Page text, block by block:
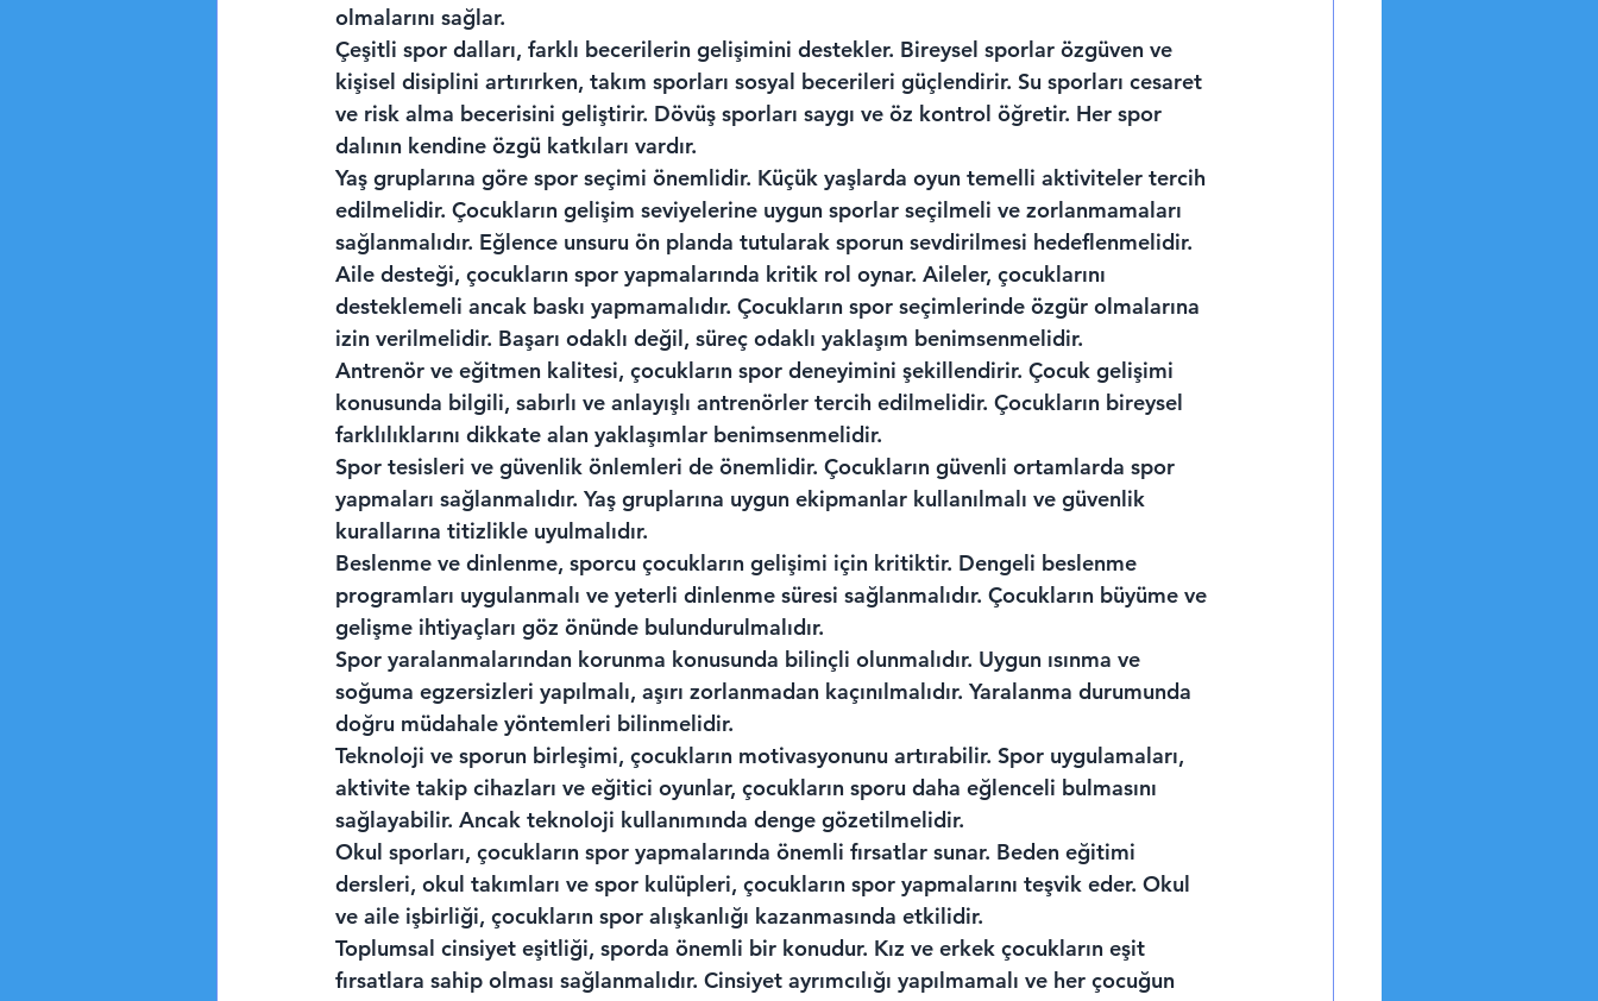
olmalarını sağlar.
Çeşitli spor dalları, farklı becerilerin gelişimini destekler. Bireysel sporlar özgüven ve
kişisel disiplini artırırken, takım sporları sosyal becerileri güçlendirir. Su sporları cesaret
ve risk alma becerisini geliştirir. Dövüş sporları saygı ve öz kontrol öğretir. Her spor
dalının kendine özgü katkıları vardır.
Yaş gruplarına göre spor seçimi önemlidir. Küçük yaşlarda oyun temelli aktiviteler tercih
edilmelidir. Çocukların gelişim seviyelerine uygun sporlar seçilmeli ve zorlanmamaları
sağlanmalıdır. Eğlence unsuru ön planda tutularak sporun sevdirilmesi hedeflenmelidir.
Aile desteği, çocukların spor yapmalarında kritik rol oynar. Aileler, çocuklarını
desteklemeli ancak baskı yapmamalıdır. Çocukların spor seçimlerinde özgür olmalarına
izin verilmelidir. Başarı odaklı değil, süreç odaklı yaklaşım benimsenmelidir.
Antrenör ve eğitmen kalitesi, çocukların spor deneyimini şekillendirir. Çocuk gelişimi
konusunda bilgili, sabırlı ve anlayışlı antrenörler tercih edilmelidir. Çocukların bireysel
farklılıklarını dikkate alan yaklaşımlar benimsenmelidir.
Spor tesisleri ve güvenlik önlemleri de önemlidir. Çocukların güvenli ortamlarda spor
yapmaları sağlanmalıdır. Yaş gruplarına uygun ekipmanlar kullanılmalı ve güvenlik
kurallarına titizlikle uyulmalıdır.
Beslenme ve dinlenme, sporcu çocukların gelişimi için kritiktir. Dengeli beslenme
programları uygulanmalı ve yeterli dinlenme süresi sağlanmalıdır. Çocukların büyüme ve
gelişme ihtiyaçları göz önünde bulundurulmalıdır.
Spor yaralanmalarından korunma konusunda bilinçli olunmalıdır. Uygun ısınma ve
soğuma egzersizleri yapılmalı, aşırı zorlanmadan kaçınılmalıdır. Yaralanma durumunda
doğru müdahale yöntemleri bilinmelidir.
Teknoloji ve sporun birleşimi, çocukların motivasyonunu artırabilir. Spor uygulamaları,
aktivite takip cihazları ve eğitici oyunlar, çocukların sporu daha eğlenceli bulmasını
sağlayabilir. Ancak teknoloji kullanımında denge gözetilmelidir.
Okul sporları, çocukların spor yapmalarında önemli fırsatlar sunar. Beden eğitimi
dersleri, okul takımları ve spor kulüpleri, çocukların spor yapmalarını teşvik eder. Okul
ve aile işbirliği, çocukların spor alışkanlığı kazanmasında etkilidir.
Toplumsal cinsiyet eşitliği, sporda önemli bir konudur. Kız ve erkek çocukların eşit
fırsatlara sahip olması sağlanmalıdır. Cinsiyet ayrımcılığı yapılmamalı ve her çocuğun